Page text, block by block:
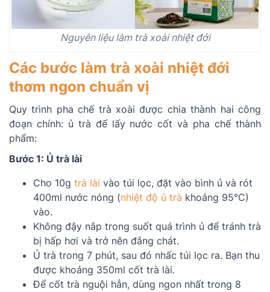
Nguyên liệu làm trà xoài nhiệt đới
Các bước làm trà xoài nhiệt đới
thơm ngon chuẩn vị
Quy trình pha chế trà xoài được chia thành hai công
đoạn chính: ủ trà để lấy nước cốt và pha chế thành
phẩm:
Bước 1: Ủ trà lài
Cho 10g trà lài vào túi lọc, đặt vào bình ủ và rót
400ml nước nóng (nhiệt độ ủ trà khoảng 95°C)
vào.
Không đậy nắp trong suốt quá trình ủ để tránh trà
bị hấp hơi và trở nên đắng chát.
Ủ trà trong 7 phút, sau đó nhấc túi lọc ra. Bạn thu
được khoảng 350ml cốt trà lài.
Để cốt trà nguội hẳn, dùng ngon nhất trong 8